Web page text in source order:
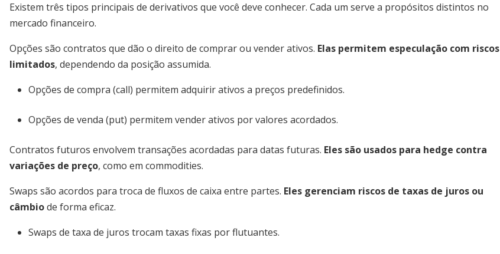
Existem três tipos principais de derivativos que você deve conhecer. Cada um serve a propósitos distintos no
mercado financeiro.
Opções são contratos que dão o direito de comprar ou vender ativos. Elas permitem especulação com riscos
limitados, dependendo da posição assumida.
Opções de compra (call) permitem adquirir ativos a preços predefinidos.
Opções de venda (put) permitem vender ativos por valores acordados.
Contratos futuros envolvem transações acordadas para datas futuras. Eles são usados para hedge contra
variações de preço, como em commodities.
Swaps são acordos para troca de fluxos de caixa entre partes. Eles gerenciam riscos de taxas de juros ou
câmbiode forma eficaz.
Swaps de taxa de juros trocam taxas fixas por flutuantes.